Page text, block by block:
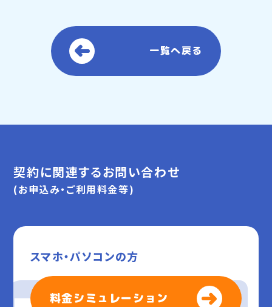
一覧へ戻る
契約に関連するお問い合わせ
(お申込み・ご利用料金等)
スマホ・パソコンの方
料金シミュレーション